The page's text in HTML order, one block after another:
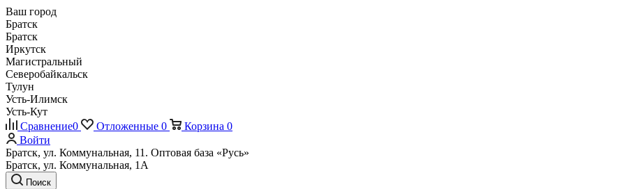
Ваш город
Братск
Братск
Иркутск
Магистральный
Северобайкальск
Тулун
Усть-Илимск
Усть-Кут
Сравнение0 Отложенные 0 Корзина 0
Войти
Братск, ул. Коммунальная, 11. Оптовая база «Русь»
Братск, ул. Коммунальная, 1А
Поиск